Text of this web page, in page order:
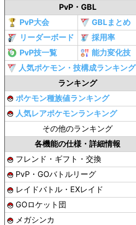
PvP・GBL
PvP大会
GBLまとめ
リーダーボード
採用率
PvP技一覧
能力変化技
人気ポケモン・技構成ランキング
ランキング
ポケモン種族値ランキング
人気レアポケモンランキング
その他のランキング
各機能の仕様・詳細情報
フレンド・ギフト・交換
PvP・GOバトルリーグ
レイドバトル・EXレイド
GOロケット団
メガシンカ